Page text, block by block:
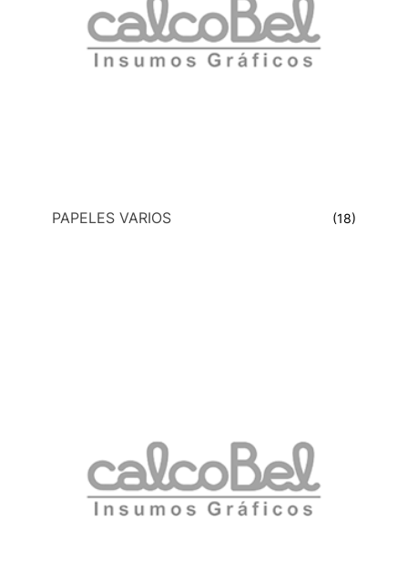
PAPELES VARIOS (18)